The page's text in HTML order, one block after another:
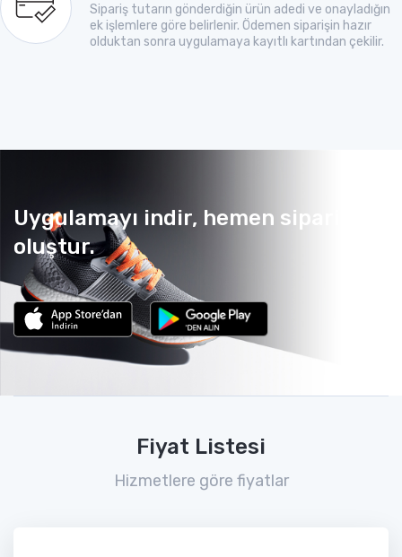
Sipariş tutarın gönderdiğin ürün adedi ve onayladığın
ek işlemlere göre belirlenir. Ödemen siparişin hazır
olduktan sonra uygulamaya kayıtlı kartından çekilir.
Uygulamayı indir, hemen sipariş
oluştur.
Fiyat Listesi
Hizmetlere göre fiyatlar